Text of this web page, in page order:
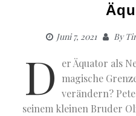
Juni 7, 2021 By
D
er Äquator als
magische
verändern?
seinem kleinen Bruder